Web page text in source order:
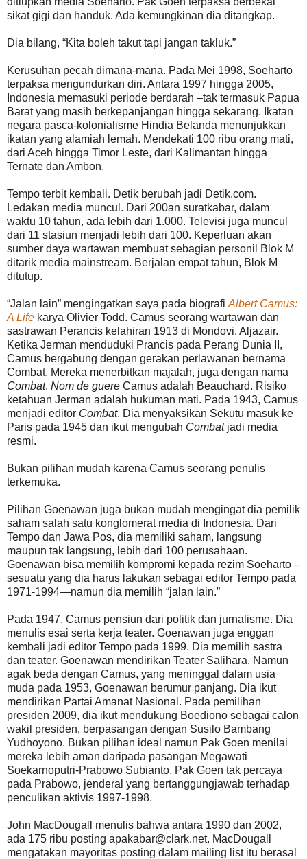
sikat gigi dan handuk. Ada kemungkinan dia ditangkap.
Dia bilang, “Kita boleh takut tapi jangan takluk.”
Kerusuhan pecah dimana-mana. Pada Mei 1998, Soeharto
terpaksa mengundurkan diri. Antara 1997 hingga 2005,
Indonesia memasuki periode berdarah –tak termasuk Papua
Barat yang masih berkepanjangan hingga sekarang. Ikatan
negara pasca-kolonialisme Hindia Belanda menunjukkan
ikatan yang alamiah lemah. Mendekati 100 ribu orang mati,
dari Aceh hingga Timor Leste, dari Kalimantan hingga
Ternate dan Ambon.
Tempo terbit kembali. Detik berubah jadi Detik.com.
Ledakan media muncul. Dari 200an suratkabar, dalam
waktu 10 tahun, ada lebih dari 1.000. Televisi juga muncul
dari 11 stasiun menjadi lebih dari 100. Keperluan akan
sumber daya wartawan membuat sebagian personil Blok M
ditarik media mainstream. Berjalan empat tahun, Blok M
ditutup.
“Jalan lain” mengingatkan saya pada biografi Albert Camus:
A Life karya Olivier Todd. Camus seorang wartawan dan
sastrawan Perancis kelahiran 1913 di Mondovi, Aljazair.
Ketika Jerman menduduki Prancis pada Perang Dunia II,
Camus bergabung dengan gerakan perlawanan bernama
Combat. Mereka menerbitkan majalah, juga dengan nama
Combat. Nom de guere Camus adalah Beauchard. Risiko
ketahuan Jerman adalah hukuman mati. Pada 1943, Camus
menjadi editor Combat. Dia menyaksikan Sekutu masuk ke
Paris pada 1945 dan ikut mengubah Combatjadi media
resmi.
Bukan pilihan mudah karena Camus seorang penulis
terkemuka.
Pilihan Goenawan juga bukan mudah mengingat dia pemilik
saham salah satu konglomerat media di Indonesia. Dari
Tempo dan Jawa Pos, dia memiliki saham, langsung
maupun tak langsung, lebih dari 100 perusahaan.
Goenawan bisa memilih kompromi kepada rezim Soeharto –
sesuatu yang dia harus lakukan sebagai editor Tempo pada
1971-1994—namun dia memilih “jalan lain.”
Pada 1947, Camus pensiun dari politik dan jurnalisme. Dia
menulis esai serta kerja teater. Goenawan juga enggan
kembali jadi editor Tempo pada 1999. Dia memilih sastra
dan teater. Goenawan mendirikan Teater Salihara. Namun
agak beda dengan Camus, yang meninggal dalam usia
muda pada 1953, Goenawan berumur panjang. Dia ikut
mendirikan Partai Amanat Nasional. Pada pemilihan
presiden 2009, dia ikut mendukung Boediono sebagai calon
wakil presiden, berpasangan dengan Susilo Bambang
Yudhoyono. Bukan pilihan ideal namun Pak Goen menilai
mereka lebih aman daripada pasangan Megawati
Soekarnoputri-Prabowo Subianto. Pak Goen tak percaya
pada Prabowo, jenderal yang bertanggungjawab terhadap
penculikan aktivis 1997-1998.
John MacDougall menulis bahwa antara 1990 dan 2002,
ada 175 ribu posting apakabar@clark.net. MacDougall
mengatakan mayoritas posting dalam mailing list itu berasal